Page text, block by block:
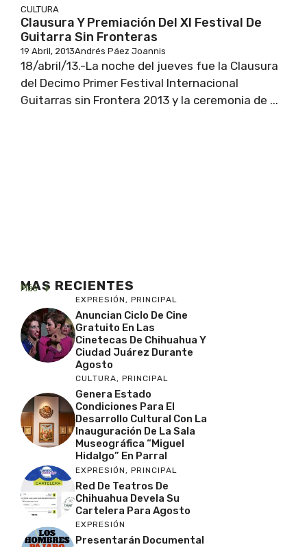
CULTURA
Clausura Y Premiación Del XI Festival De
Guitarra Sin Fronteras
19 Abril, 2013Andrés Páez Joannis
18/abril/13.-La noche del jueves fue la Clausura
del Decimo Primer Festival Internacional
Guitarras sin Frontera 2013 y la ceremonia de ...
MAS RECIENTES
Más
EXPRESIÓN, PRINCIPAL
Anuncian Ciclo De Cine
Gratuito En Las
Cinetecas De Chihuahua Y
Ciudad Juárez Durante
Agosto
CULTURA, PRINCIPAL
Genera Estado
Condiciones Para El
Desarrollo Cultural Con La
Inauguración De La Sala
Museográfica “Miguel
Hidalgo” En Parral
EXPRESIÓN , PRINCIPAL
Red De Teatros De
Chihuahua Devela Su
Cartelera Para Agosto
EXPRESIÓN
Presentarán Documental